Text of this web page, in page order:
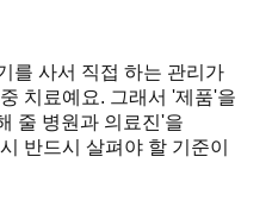
를 사서 직접 하는 관리가
치료예요. 그래서 '제품'을
줄 병원과 의료진'을
반드시 살펴야 할 기준이